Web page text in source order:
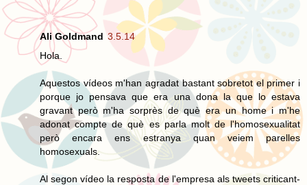
Ali Goldmand 3.5.14
Hola.
Aquestos vídeos m'han agradat bastant sobretot el primer i
porque jo pensava que era una dona la que lo estava
gravant però m'ha sorprès de què era un home i m'he
adonat compte de què es parla molt de l'homosexualitat
però encara ens estranya quan veiem parelles
homosexuals.
Al segon vídeo la resposta de l'empresa als tweets criticant-